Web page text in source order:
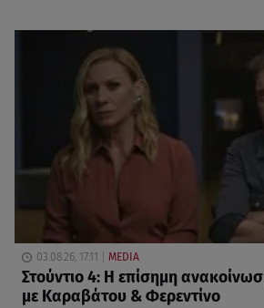
03.08.26, 17:11 MEDIA
Στούντιο 4: Η επίσημη
με Καραβάτου & Φερεντίνο